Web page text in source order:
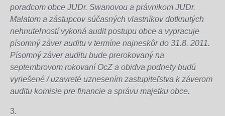
poradcom obce JUDr. Swanovou a právnikom JUDr.
Malatom a zástupcov súčasných vlastníkov dotknutých
nehnuteľností vykoná audit postupu obce a vypracuje
písomný záver auditu v termíne najneskôr do 31.8. 2011.
Písomný záver auditu bude prerokovaný na
septembrovom rokovaní OcZ a obidva podnety budú
vyriešené / uzavreté uznesením zastupiteľstva k záverom
auditu komisie pre financie a správu majetku obce.
3.